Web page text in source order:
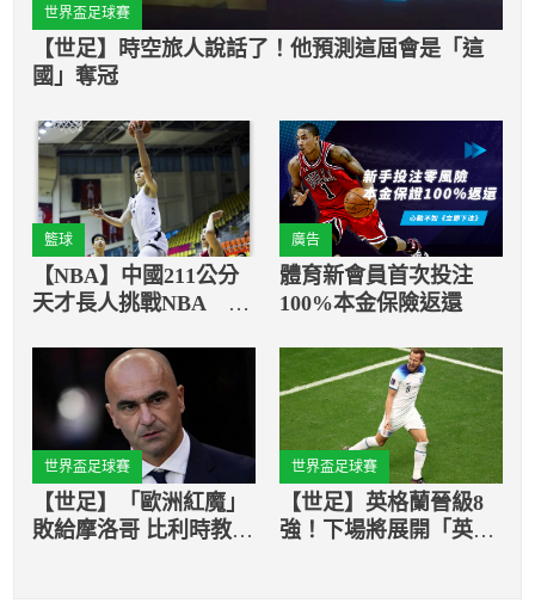
世界盃足球賽
【世足】時空旅人說話了！他預測這屆會是「這
國」奪冠
籃球
【NBA】中國211公分
天才長人挑戰NBA 曾
廣告
體育新會員首次投注
100%本金保險返還
世界盃足球賽
【世足】「歐洲紅魔」
敗給摩洛哥 比利時教
世界盃足球賽
【世足】英格蘭晉級8
強！下場將展開「英法